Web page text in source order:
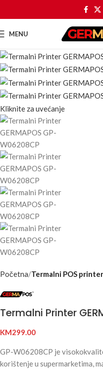
MENU
Kliknite za uvećanje
Početna Termalni POS
Termalni Printer
KM299.00
GP-W06208CP je
korištenje u supermarketima,